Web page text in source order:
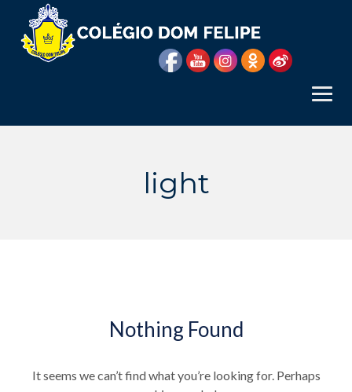
content
light
Nothing Found
It seems we can’t find what you’re looking for. Perhaps